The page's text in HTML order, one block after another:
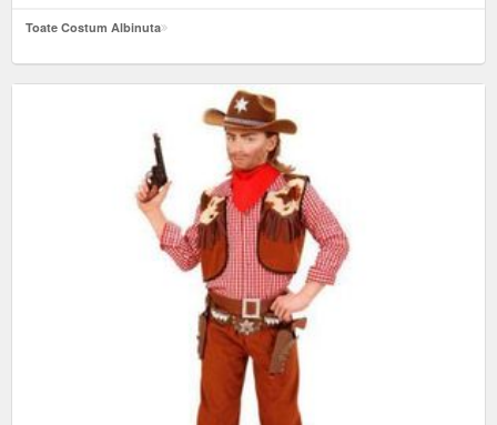
Toate Costum Albinuta